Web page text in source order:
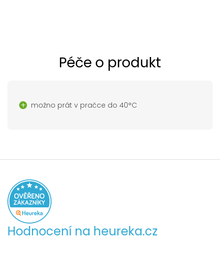
Péče o produkt
možno prát v pračce do 40°C
Hodnocení na heureka.cz